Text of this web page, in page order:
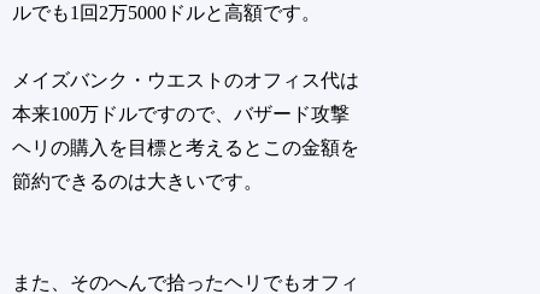
ルでも1回2万5000ドルと高額です。
メイズバンク・ウエストのオフィス代は
本来100万ドルですので、バザード攻撃
ヘリの購入を目標と考えるとこの金額を
節約できるのは大きいです。
また、そのへんで拾ったヘリでもオフィ